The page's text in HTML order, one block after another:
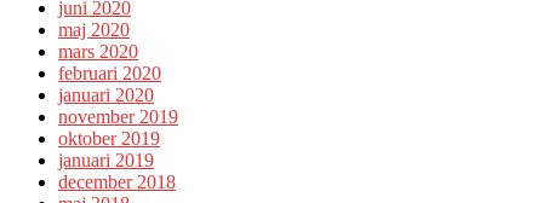
juni 2020
maj 2020
mars 2020
februari 2020
januari 2020
november 2019
oktober 2019
januari 2019
december 2018